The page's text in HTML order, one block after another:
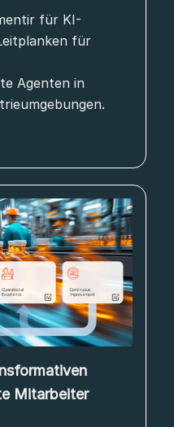
für KI-
für
Agenten in
Mitarbeiter